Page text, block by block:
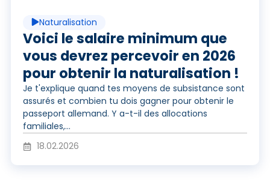
d
é
o
e
r
l
Naturalisation
Voici le salaire minimum que
vous devrez percevoir en 2026
pour obtenir la naturalisation !
Je t'explique quand tes moyens de subsistance sont
assurés et combien tu dois gagner pour obtenir le
passeport allemand. Y a-t-il des allocations
familiales,...
18.02.2026